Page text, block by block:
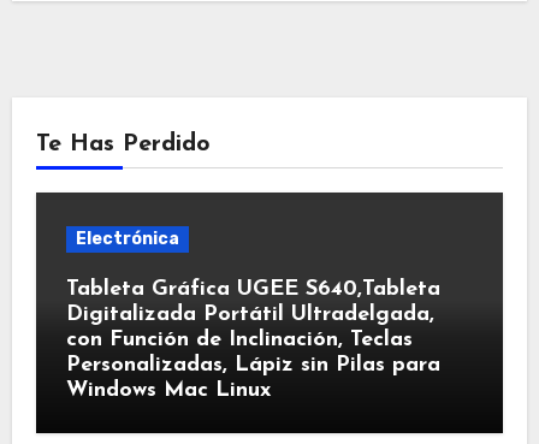
Te Has Perdido
Electrónica
Tableta Gráfica UGEE S640,Tableta
Digitalizada Portátil Ultradelgada,
con Función de Inclinación, Teclas
Personalizadas, Lápiz sin Pilas para
Windows Mac Linux